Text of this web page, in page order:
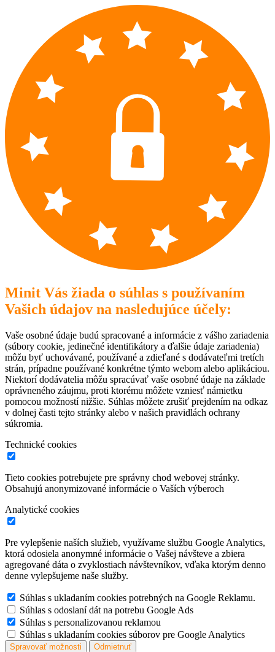
Minit Vás žiada o súhlas s používaním
Vašich údajov na nasledujúce účely:
Vaše osobné údaje budú spracované a informácie z vášho zariadenia
(súbory cookie, jedinečné identifikátory a ďalšie údaje zariadenia)
môžu byť uchovávané, používané a zdieľané s dodávateľmi tretích
strán, prípadne používané konkrétne týmto webom alebo aplikáciou.
Niektorí dodávatelia môžu spracúvať vaše osobné údaje na základe
oprávneného záujmu, proti ktorému môžete vzniesť námietku
pomocou možností nižšie. Súhlas môžete zrušiť prejdením na odkaz
v dolnej časti tejto stránky alebo v našich pravidlách ochrany
súkromia.
Technické cookies
Tieto cookies potrebujete pre správny chod webovej stránky.
Obsahujú anonymizované informácie o Vaších výberoch
Analytické cookies
Pre vylepšenie naších služieb, využívame službu Google Analytics,
ktorá odosiela anonymné informácie o Vašej návšteve a zbiera
agregované dáta o zvyklostiach návštevníkov, vďaka ktorým denno
denne vylepšujeme naše služby.
Súhlas s ukladaním cookies potrebných na Google Reklamu.
Súhlas s odoslaní dát na potrebu Google Ads
Súhlas s personalizovanou reklamou
Súhlas s ukladaním cookies súborov pre Google Analytics
Spravovať možnosti
Odmietnuť